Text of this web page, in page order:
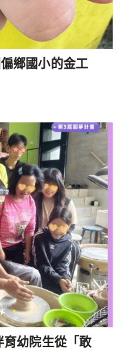
鄉國小的金工
幼院生從「敢